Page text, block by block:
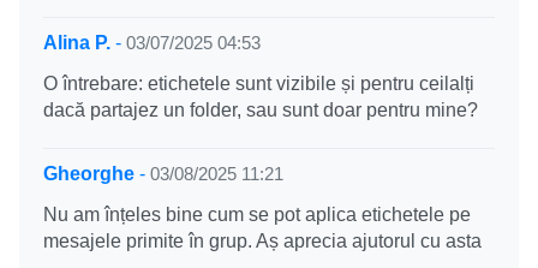
Alina P. - 03/07/2025 04:53
O întrebare: etichetele sunt vizibile și pentru ceilalți
dacă partajez un folder, sau sunt doar pentru mine?
Gheorghe - 03/08/2025 11:21
Nu am înțeles bine cum se pot aplica etichetele pe
mesajele primite în grup. Aș aprecia ajutorul cu asta